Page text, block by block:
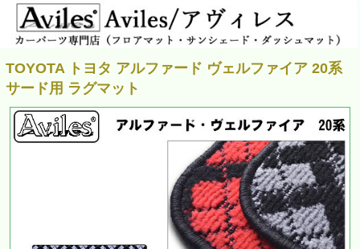
TOYOTA トヨタ アルファード ヴェルファイア 20系
サード用 ラグマット